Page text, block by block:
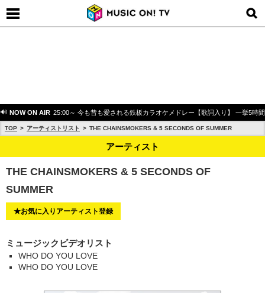
NOW ON AIR 25:00～ 今も昔も愛される鉄板カラオケメドレー【歌詞入り】 一挙5時
TOP アーティストリスト THE CHAINSMOKERS & 5 SECONDS OF SUMMER
アーティスト
THE CHAINSMOKERS & 5 SECONDS OF
SUMMER
★お気に入りアーティスト登録
ミュージックビデオリスト
WHO DO YOU LOVE
WHO DO YOU LOVE